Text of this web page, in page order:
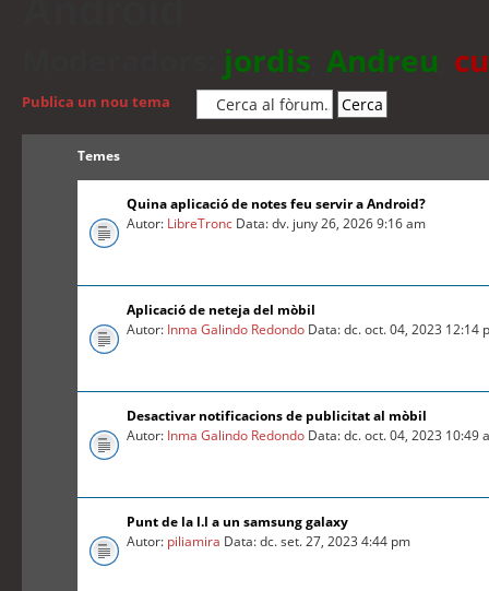
jordis Andreu
Publica un nou tema
Temes
Quina aplicació de notes feu servir a Android?
Autor: LibreTronc Data: dv. juny 26, 2026 9:16 am
Aplicació de neteja del mòbil
Autor: Inma Galindo Redondo Data: dc. oct. 04, 2023 12:14
Desactivar notificacions de publicitat al mòbil
Autor: Inma Galindo Redondo Data: dc. oct. 04, 2023 10:49
Punt de la l.l a un samsung galaxy
Autor: piliamira Data: dc. set. 27, 2023 4:44 pm